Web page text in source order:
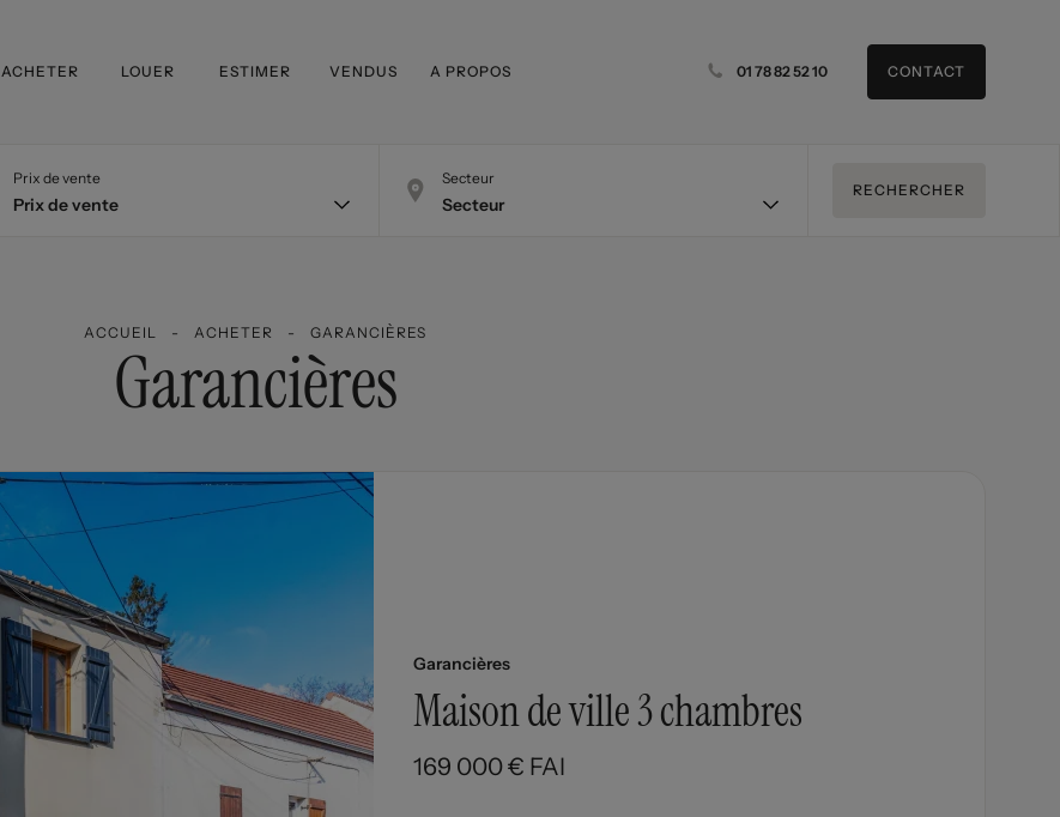
ACHETER LOUER ESTIMER VENDUS A PROPOS 01 78 82 52 10 CONTACT
Prix de vente Secteur
ACCUEIL ACHETER GARANCIÈRES
Garancières
Garancières
Maison de ville 3 chambres
169 000 € FAI